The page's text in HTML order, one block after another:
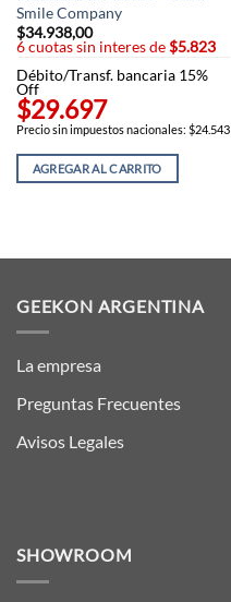
Smile Company
$34.938,00
6 cuotas sin interes de$5.823
Débito/Transf. bancaria 15%
Off
$29.697
Precio sin impuestos nacionales: $24.543
AGREGAR AL CARRITO
GEEKON ARGENTINA
La empresa
Preguntas Frecuentes
Avisos Legales
SHOWROOM